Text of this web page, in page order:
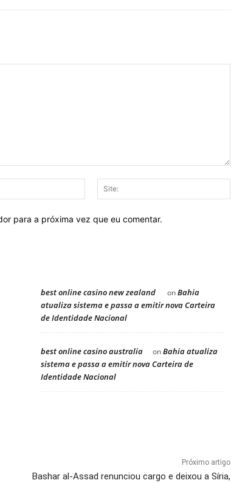
mail:
para a próxima vez que eu comentar.
best online casino new zealand onBahia
atualiza sistema e passa a emitir nova Carteira
de Identidade Nacional
best online casino australia onBahia atualiza
sistema e passa a emitir nova Carteira de
Identidade Nacional
Próximo artigo
Bashar al-Assad renunciou cargo e deixou a Síria,